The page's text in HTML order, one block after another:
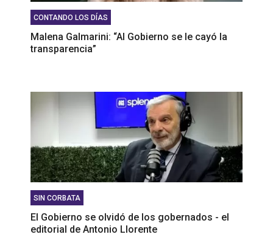
CONTANDO LOS DÍAS
Malena Galmarini: “Al Gobierno se le cayó la
transparencia”
SIN CORBATA
El Gobierno se olvidó de los gobernados - el
editorial de Antonio Llorente